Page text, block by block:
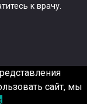
к врачу.
сайт, мы